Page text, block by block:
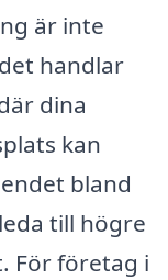
är inte
handlar
dina
kan
bland
till högre
För företag i